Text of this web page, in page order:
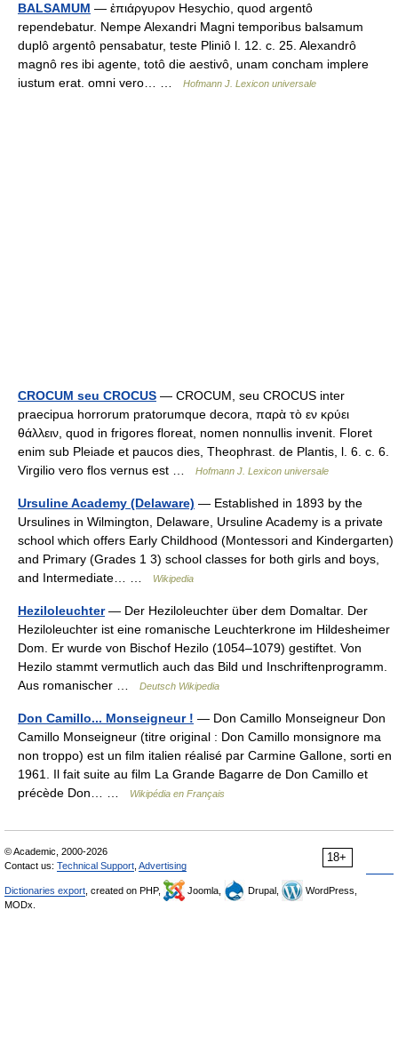
BALSAMUM — ἐπιάργυρον Hesychio, quod argentô
rependebatur. Nempe Alexandri Magni temporibus balsamum
duplô argentô pensabatur, teste Pliniô l. 12. c. 25. Alexandrô
magnô res ibi agente, totô die aestivô, unam concham implere
iustum erat. omni vero… …
Hofmann J. Lexicon universale
CROCUM seu CROCUS — CROCUM, seu CROCUS inter
praecipua horrorum pratorumque decora, παρὰ τὸ εν κρύει
θάλλειν, quod in frigores floreat, nomen nonnullis invenit. Floret
enim sub Pleiade et paucos dies, Theophrast. de Plantis, l. 6. c. 6.
Virgilio vero flos vernus est …
Hofmann J. Lexicon universale
Ursuline Academy (Delaware) — Established in 1893 by the
Ursulines in Wilmington, Delaware, Ursuline Academy is a private
school which offers Early Childhood (Montessori and Kindergarten)
and Primary (Grades 1 3) school classes for both girls and boys,
and Intermediate… …
Wikipedia
Heziloleuchter— Der Heziloleuchter über dem Domaltar. Der
Heziloleuchter ist eine romanische Leuchterkrone im Hildesheimer
Dom. Er wurde von Bischof Hezilo (1054–1079) gestiftet. Von
Hezilo stammt vermutlich auch das Bild und Inschriftenprogramm.
Aus romanischer …
Deutsch Wikipedia
Don Camillo... Monseigneur ! — Don Camillo Monseigneur Don
Camillo Monseigneur (titre original : Don Camillo monsignore ma
non troppo) est un film italien réalisé par Carmine Gallone, sorti en
1961. Il fait suite au film La Grande Bagarre de Don Camillo et
précède Don… …
Wikipédia en Français
18+
© Academic, 2000-2026
Contact us: Technical Support Advertising
Dictionaries export , created on PHP, Joomla, Drupal,
WordPress,
MODx.